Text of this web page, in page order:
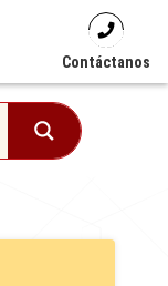
Contáctanos